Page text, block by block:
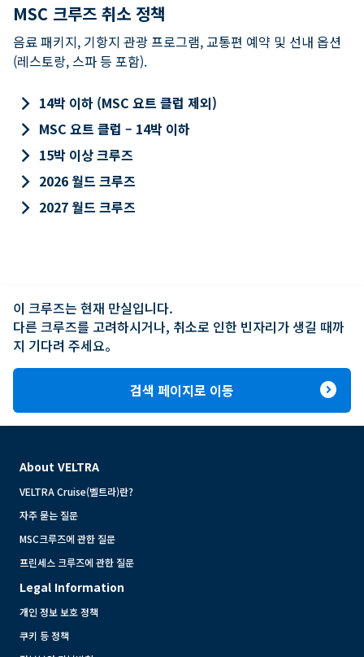
MSC 크루즈 취소 정책
음료 패키지, 기항지 관광 프로그램, 교통편 예약 및 선내 옵션
(레스토랑, 스파 등 포함).
keyboard_arrow_right 14박 이하 (MSC 요트 클럽 제외)
keyboard_arrow_right MSC 요트 클럽 – 14박 이하
keyboard_arrow_right 15박 이상 크루즈
keyboard_arrow_right 2026 월드 크루즈
keyboard_arrow_right 2027 월드 크루즈
이 크루즈는 현재 만실입니다.
다른 크루즈를 고려하시거나, 취소로 인한 빈자리가 생길 때까
지 기다려 주세요。
검색 페이지로 이동 expand_circle_right
About VELTRA
VELTRA Cruise(벨트라)란?
자주 묻는 질문
MSC크루즈에 관한 질문
프린세스 크루즈에 관한 질문
Legal Information
개인 정보 보호 정책
쿠키 등 정책